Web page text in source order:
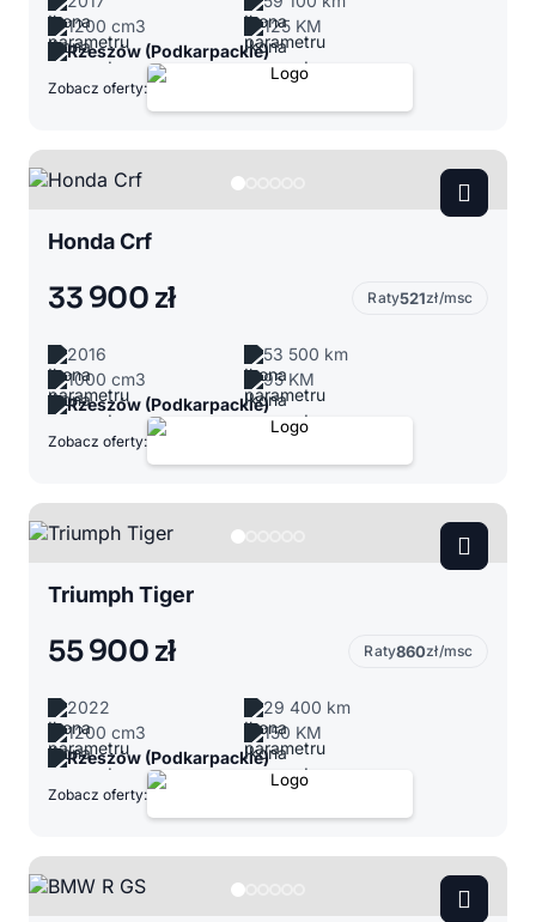
1200 cm3
125 KM
Rzeszów (Podkarpackie)
Zobacz oferty:
Honda Crf
33 900 zł Raty521zł/msc
2016
53 500 km
1000 cm3
95 KM
Rzeszów (Podkarpackie)
Zobacz oferty:
Triumph Tiger
55 900 zł Raty860zł/msc
2022
29 400 km
1200 cm3
150 KM
Rzeszów (Podkarpackie)
Zobacz oferty: